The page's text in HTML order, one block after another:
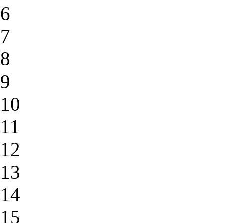
6
7
8
9
10
11
12
13
14
15